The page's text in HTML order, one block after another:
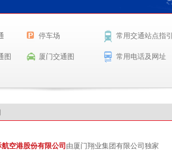
停车场 常用交通站点指
图 厦门交通图 常用电话及网址
空港股份有限公司 由厦门翔业集团有限公司独家